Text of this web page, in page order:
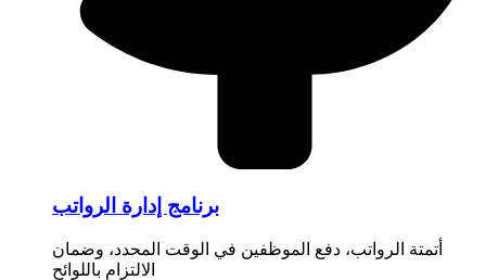
برنامج إدارة الرواتب
أتمتة الرواتب، دفع الموظفين في الوقت المحدد، وضمان
الالتزام باللوائح